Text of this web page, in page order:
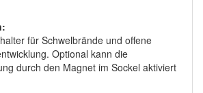
für Schwelbrände und offene
Optional kann die
durch den Magnet im Sockel aktiviert